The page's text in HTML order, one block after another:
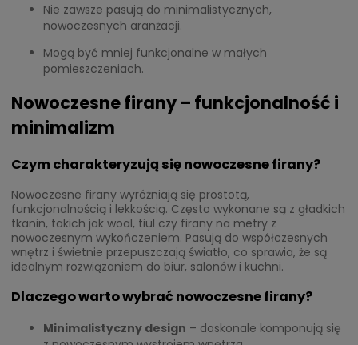
Nie zawsze pasują do minimalistycznych,
nowoczesnych aranżacji.
Mogą być mniej funkcjonalne w małych
pomieszczeniach.
Nowoczesne firany – funkcjonalność i
minimalizm
Czym charakteryzują się nowoczesne firany?
Nowoczesne firany wyróżniają się prostotą,
funkcjonalnością i lekkością. Często wykonane są z gładkich
tkanin, takich jak woal, tiul czy firany na metry z
nowoczesnym wykończeniem. Pasują do współczesnych
wnętrz i świetnie przepuszczają światło, co sprawia, że są
idealnym rozwiązaniem do biur, salonów i kuchni.
Dlaczego warto wybrać nowoczesne firany?
Minimalistyczny design – doskonale komponują się